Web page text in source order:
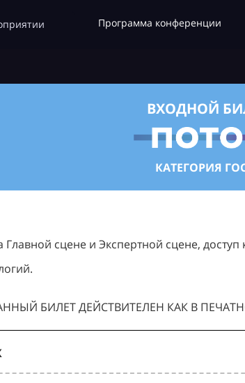
Программа конференции
ВХОДНОЙ
КАТЕГОРИЯ
сцене и Экспертной сцене, доступ
БИЛЕТ ДЕЙСТВИТЕЛЕН КАК В